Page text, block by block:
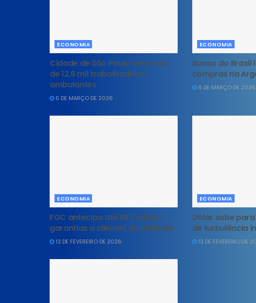
ECONOMIA
Cidade de São Paulo tem mais
de 12,6 mil trabalhadores
ambulantes
6 DE MARÇO DE 2026
ECONOMIA
Banco do Brasil
compras na
6 DE MARÇO DE 2026
ECONOMIA
FGC antecipa até R$ 1 mil em
garantias a clientes do Will Bank
13 DE FEVEREIRO DE 2026
ECONOMIA
Dólar sobe
de turbulência
13 DE FEVEREIRO DE